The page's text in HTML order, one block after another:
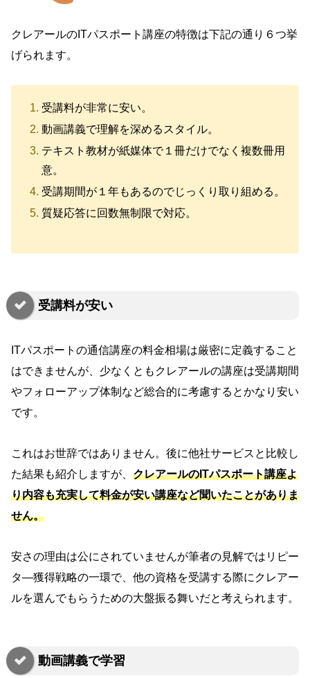
クレアールのITパスポート講座の特徴は下記の通り６つ挙
げられます。
受講料が非常に安い。
動画講義で理解を深めるスタイル。
テキスト教材が紙媒体で１冊だけでなく複数冊用
意。
受講期間が１年もあるのでじっくり取り組める。
質疑応答に回数無制限で対応。
受講料が安い
ITパスポートの通信講座の料金相場は厳密に定義すること
はできませんが、少なくともクレアールの講座は受講期間
やフォローアップ体制など総合的に考慮するとかなり安い
です。
これはお世辞ではありません。後に他社サービスと比較し
た結果も紹介しますが、 クレアールのITパスポート講座よ
り内容も充実して料金が安い講座など聞いたことがありま
せん。
安さの理由は公にされていませんが筆者の見解ではリピー
タ―獲得戦略の一環で、他の資格を受講する際にクレアー
ルを選んでもらうための大盤振る舞いだと考えられます。
動画講義で学習